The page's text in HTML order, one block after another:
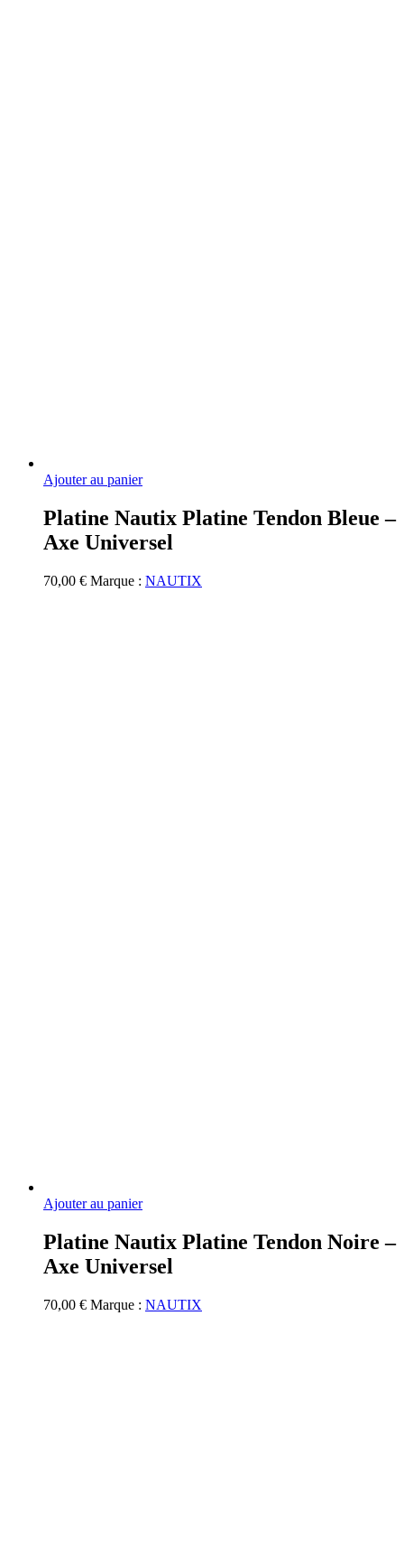
Ajouter au panier
Platine Nautix Platine Tendon Bleue –
Axe Universel
70,00 € Marque : NAUTIX
Ajouter au panier
Platine Nautix Platine Tendon Noire –
Axe Universel
70,00 € Marque : NAUTIX